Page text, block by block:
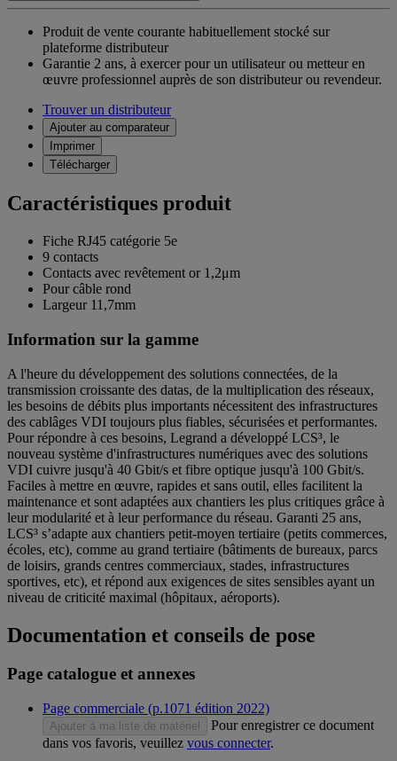
Produit de vente courante habituellement stocké sur
plateforme distributeur
Garantie 2 ans, à exercer pour un utilisateur ou metteur en
œuvre professionnel auprès de son distributeur ou revendeur.
Trouver un distributeur
Ajouter au comparateur
Imprimer
Télécharger
Caractéristiques produit
Fiche RJ45 catégorie 5e
9 contacts
Contacts avec revêtement or 1,2μm
Pour câble rond
Largeur 11,7mm
Information sur la gamme
A l'heure du développement des solutions connectées, de la
transmission croissante des datas, de la multiplication des réseaux,
les besoins de débits plus importants nécessitent des infrastructures
des cablâges VDI toujours plus fiables, sécurisées et performantes.
Pour répondre à ces besoins, Legrand a développé LCS³, le
nouveau système d'infrastructures numériques avec des solutions
VDI cuivre jusqu'à 40 Gbit/s et fibre optique jusqu'à 100 Gbit/s.
Faciles à mettre en œuvre, rapides et sans outil, elles facilitent la
maintenance et sont adaptées aux chantiers les plus critiques grâce à
leur modularité et à leur performance du réseau. Garanti 25 ans,
LCS³ s’adapte aux chantiers petit-moyen tertiaire (petits commerces,
écoles, etc), comme au grand tertiaire (bâtiments de bureaux, parcs
de loisirs, grands centres commerciaux, stades, infrastructures
sportives, etc), et répond aux exigences de sites sensibles ayant un
niveau de criticité maximal (hôpitaux, aéroports).
Documentation et conseils de pose
Page catalogue et annexes
Page commerciale (p.1071 édition 2022)
Ajouter à ma liste de matériel
Pour enregistrer ce document
dans vos favoris, veuillez vous connecter.